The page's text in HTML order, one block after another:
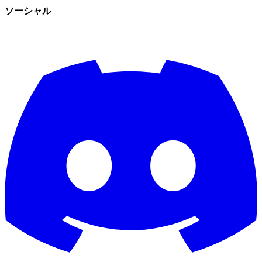
ソーシャル